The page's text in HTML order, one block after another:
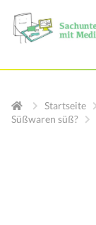
Startseite
Süßwaren süß?